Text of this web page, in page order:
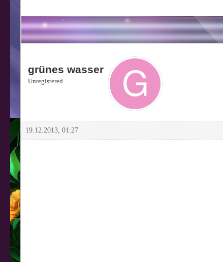
grünes wasser
Unregistered
19.12.2013, 01:27